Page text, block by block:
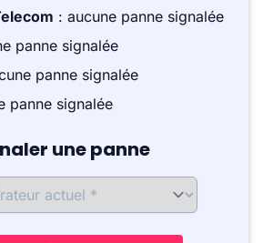
: aucune panne signalée
panne signalée
panne signalée
panne signalée
une panne